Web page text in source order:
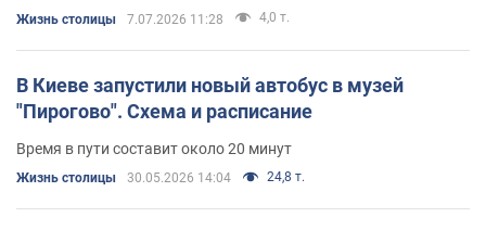
Жизнь столицы 7.07.2026 11:28 4,0 т.
В Киеве запустили новый автобус в музей
"Пирогово". Схема и расписание
Время в пути составит около 20 минут
Жизнь столицы 30.05.2026 14:04 24,8 т.